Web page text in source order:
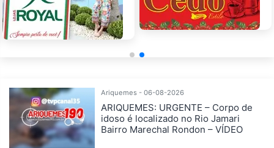
Ariquemes - 06-08-2026
ARIQUEMES: URGENTE – Corpo de
idoso é localizado no Rio Jamari
Bairro Marechal Rondon – VÍDEO